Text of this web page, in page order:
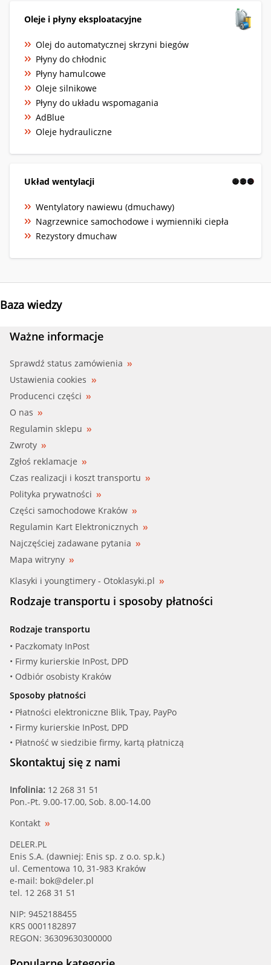
Oleje i płyny eksploatacyjne
Olej do automatycznej skrzyni biegów
Płyny do chłodnic
Płyny hamulcowe
Oleje silnikowe
Płyny do układu wspomagania
AdBlue
Oleje hydrauliczne
Układ wentylacji
Wentylatory nawiewu (dmuchawy)
Nagrzewnice samochodowe i wymienniki ciepła
Rezystory dmuchaw
Baza wiedzy
Ważne informacje
Sprawdź status zamówienia
Ustawienia cookies
Producenci części
O nas
Regulamin sklepu
Zwroty
Zgłoś reklamacje
Czas realizacji i koszt transportu
Polityka prywatności
Części samochodowe Kraków
Regulamin Kart Elektronicznych
Najczęściej zadawane pytania
Mapa witryny
Klasyki i youngtimery - Otoklasyki.pl
Rodzaje transportu i sposoby płatności
Rodzaje transportu
• Paczkomaty InPost
• Firmy kurierskie InPost, DPD
• Odbiór osobisty Kraków
Sposoby płatności
• Płatności elektroniczne Blik, Tpay, PayPo
• Firmy kurierskie InPost, DPD
• Płatność w siedzibie firmy, kartą płatniczą
Skontaktuj się z nami
Infolinia: 12 268 31 51
Pon.-Pt. 9.00-17.00, Sob. 8.00-14.00
Kontakt
DELER.PL
Enis S.A. (dawniej: Enis sp. z o.o. sp.k.)
ul. Cementowa 10, 31-983 Kraków
e-mail: bok@deler.pl
tel. 12 268 31 51
NIP: 9452188455
KRS 0001182897
REGON: 36309630300000